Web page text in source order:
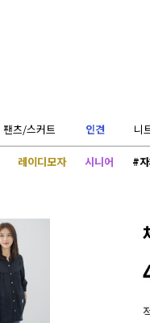
팬츠/스커트 인견 니
레이디모자 시니어 #